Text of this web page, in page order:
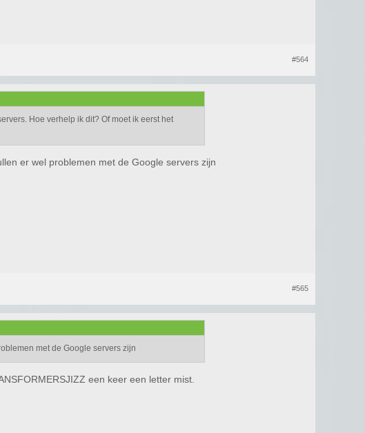
#564
Hoe verhelp ik dit? Of moet ik eerst het
er wel problemen met de Google servers zijn
#565
met de Google servers zijn
een keer een letter mist.